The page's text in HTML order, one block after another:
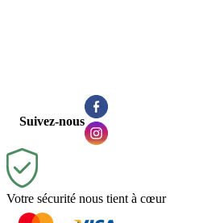
Suivez-nous
Votre sécurité nous tient à cœur